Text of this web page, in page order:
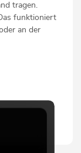
tragen.
funktioniert
an der